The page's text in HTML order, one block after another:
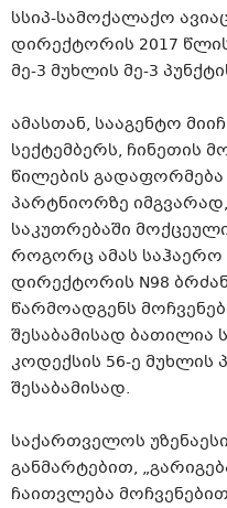
სსიპ-სამოქალაქო
დირექტორის 2017 წლის
მე-3 მუხლის მე-3
ამასთან, სააგენტო
სექტემბერს, ჩინეთის
წილების
პარტნიორზე
საკუთრებაში
როგორც ამას საჰაერო
დირექტორის N98
წარმოადგენს
შესაბამისად
კოდექსის 56-ე მუხლის
შესაბამისად.
საქართველოს
განმარტებით,
ჩაითვლება